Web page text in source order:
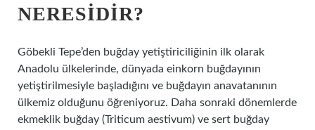
NERESIDIR?
Göbekli Tepe’den buğday yetiştiriciliğinin ilk olarak
Anadolu ülkelerinde, dünyada einkorn buğdayının
yetiştirilmesiyle başladığını ve buğdayın anavatanının
ülkemiz olduğunu öğreniyoruz. Daha sonraki dönemlerde
ekmeklik buğday (Triticum aestivum) ve sert buğday